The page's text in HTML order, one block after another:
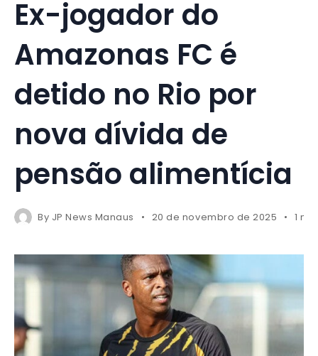
Ex-jogador do
Amazonas FC é
detido no Rio por
nova dívida de
pensão alimentícia
By JP News Manaus 20 de novembro de 2025 1